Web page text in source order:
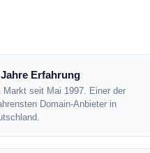
Jahre Erfahrung
Markt seit Mai 1997. Einer der
Domain-Anbieter in